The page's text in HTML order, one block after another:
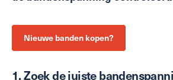
Nieuwe banden kopen?
1. Zoek de juiste